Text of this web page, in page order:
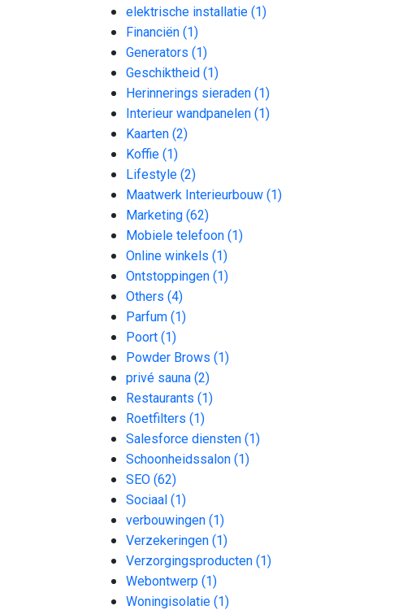
elektrische installatie (1)
Financiën (1)
Generators (1)
Geschiktheid (1)
Herinnerings sieraden (1)
Interieur wandpanelen (1)
Kaarten (2)
Koffie (1)
Lifestyle (2)
Maatwerk Interieurbouw (1)
Marketing (62)
Mobiele telefoon (1)
Online winkels (1)
Ontstoppingen (1)
Others (4)
Parfum (1)
Poort (1)
Powder Brows (1)
privé sauna (2)
Restaurants (1)
Roetfilters (1)
Salesforce diensten (1)
Schoonheidssalon (1)
SEO (62)
Sociaal (1)
verbouwingen (1)
Verzekeringen (1)
Verzorgingsproducten (1)
Webontwerp (1)
Woningisolatie (1)